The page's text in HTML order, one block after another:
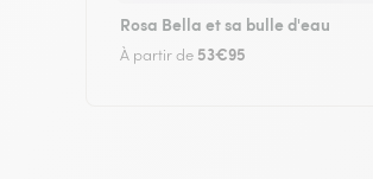
Rosa Bella et sa bulle d'eau
À partir de 53€95